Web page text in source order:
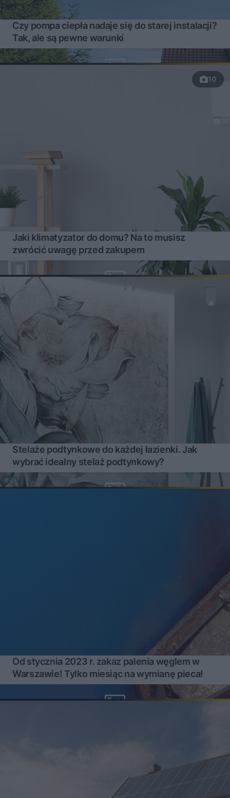
Czy pompa ciepła nadaje się do starej instalacji?
Tak, ale są pewne warunki
10
Jaki klimatyzator do domu? Na to musisz
zwrócić uwagę przed zakupem
Stelaże podtynkowe do każdej łazienki. Jak
wybrać idealny stelaż podtynkowy?
Od stycznia 2023 r. zakaz palenia węglem w
Warszawie! Tylko miesiąc na wymianę pieca!